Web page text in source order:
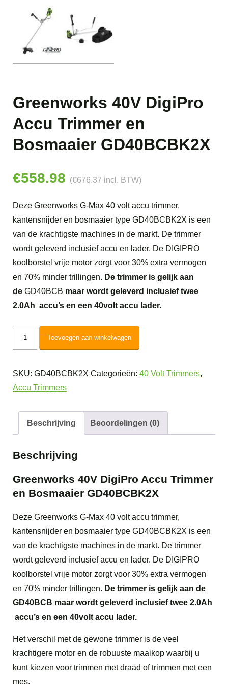
Greenworks 40V DigiPro
Accu Trimmer en
Bosmaaier GD40BCBK2X
€558.98 (€676.37 incl. BTW)
Deze Greenworks G-Max 40 volt accu trimmer,
kantensnijder en bosmaaier type GD40BCBK2X is een
van de krachtigste machines in de markt. De trimmer
wordt geleverd inclusief accu en lader. De DIGIPRO
koolborstel vrije motor zorgt voor 30% extra vermogen
en 70% minder trillingen. De trimmer is gelijk aan
de GD40BCB maar wordt geleverd inclusief twee
2.0Ah accu’s en een 40volt accu lader.
Accu
Trimmer
Bosmaaier
GD40BCBK2X
Toevoegen aan winkelwagen
SKU: GD40BCBK2X Categorieën: 40 Volt Trimmers,
Accu Trimmers
Beschrijving Beoordelingen (0)
Beschrijving
Greenworks 40V DigiPro Accu Trimmer
en Bosmaaier GD40BCBK2X
Deze Greenworks G-Max 40 volt accu trimmer,
kantensnijder en bosmaaier type GD40BCBK2X is een
van de krachtigste machines in de markt. De trimmer
wordt geleverd inclusief accu en lader. De DIGIPRO
koolborstel vrije motor zorgt voor 30% extra vermogen
en 70% minder trillingen. De trimmer is gelijk aan de
GD40BCB maar wordt geleverd inclusief twee 2.0Ah
accu’s en een 40volt accu lader.
Het verschil met de gewone trimmer is de veel
krachtigere motor en de robuuste maaikop waarbij u
kunt kiezen voor trimmen met draad of trimmen met een
mes.